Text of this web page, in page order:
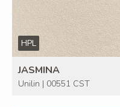
HPL
JASMINA
Unilin | 00551 CST